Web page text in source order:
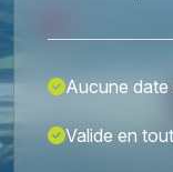
Aucune date
Valide en